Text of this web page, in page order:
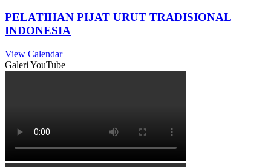
PELATIHAN PIJAT URUT TRADISIONAL
INDONESIA
View Calendar
Galeri YouTube